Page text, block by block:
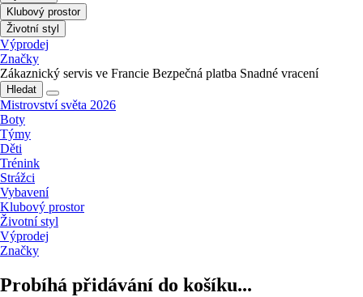
Klubový prostor
Životní styl
Výprodej
Značky
Zákaznický servis ve Francie Bezpečná platba Snadné vracení
Hledat
Mistrovství světa 2026
Boty
Týmy
Děti
Trénink
Strážci
Vybavení
Klubový prostor
Životní styl
Výprodej
Značky
Probíhá přidávání do košíku...